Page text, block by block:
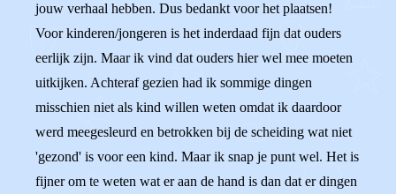
jouw verhaal hebben. Dus bedankt voor het plaatsen!
Voor kinderen/jongeren is het inderdaad fijn dat ouders
eerlijk zijn. Maar ik vind dat ouders hier wel mee moeten
uitkijken. Achteraf gezien had ik sommige dingen
misschien niet als kind willen weten omdat ik daardoor
werd meegesleurd en betrokken bij de scheiding wat niet
'gezond' is voor een kind. Maar ik snap je punt wel. Het is
fijner om te weten wat er aan de hand is dan dat er dingen